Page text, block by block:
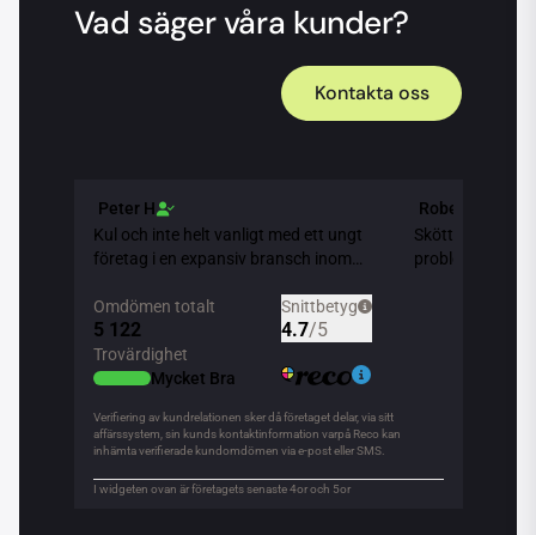
Vad säger våra kunder?
Kontakta oss